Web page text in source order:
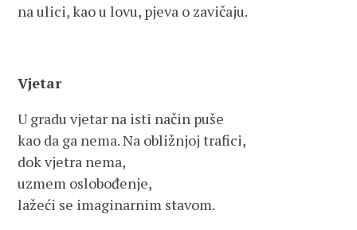
na ulici, kao u lovu, pjeva o zavičaju.
Vjetar
U gradu vjetar na isti način puše
kao da ga nema. Na obližnjoj trafici,
dok vjetra nema,
uzmem oslobođenje,
lažeći se imaginarnim stavom.